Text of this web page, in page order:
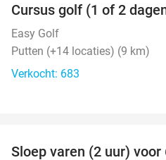
Cursus golf (1 of 2
Easy Golf
Putten (+14 locaties) (9 km)
Verkocht: 683
Sloep varen (2 uur)